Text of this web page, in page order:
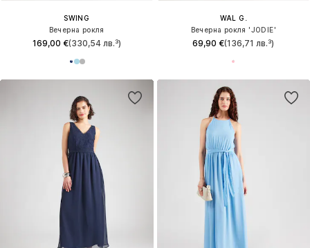
SWING
Вечерна рокля
169,00 €(330,54 лв.³)
WAL G.
Вечерна рокля 'JODIE'
69,90 €(136,71 лв.³)